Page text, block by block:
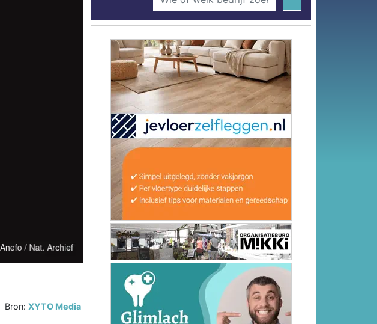
Bron:XYTO Media